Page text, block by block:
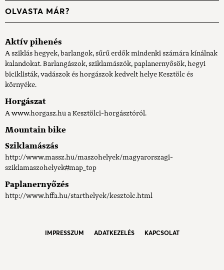
OLVASTA MÁR?
Aktív pihenés
A sziklás hegyek, barlangok, sűrű erdők mindenki számára kínálnak
kalandokat. Barlangászok, sziklamászók, paplanernyősök, hegyi
biciklisták, vadászok és horgászok kedvelt helye Kesztölc és
környéke.
Horgászat
A www.horgasz.hu a Kesztölci-horgásztóról.
Mountain bike
Sziklamászás
http://www.massz.hu/maszohelyek/magyarorszagi-
sziklamaszohelyek#map_top
Paplanernyőzés
http://www.hffa.hu/starthelyek/kesztolc.html
IMPRESSZUM ADATKEZELÉS KAPCSOLAT